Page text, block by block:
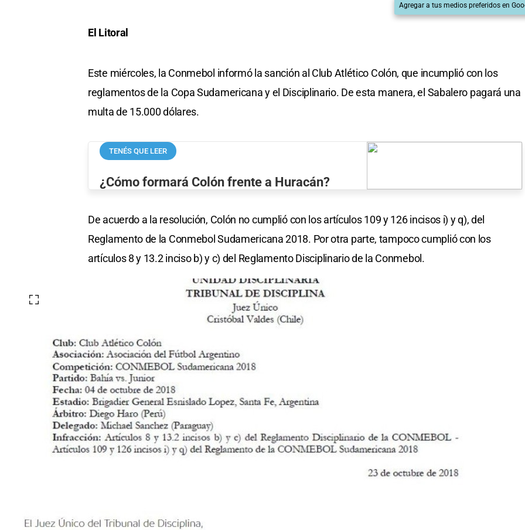
Agregar a tus medios preferidos en
El Litoral
Este miércoles, la Conmebol informó la sanción al Club Atlético Colón, que incumplió con los
reglamentos de la Copa Sudamericana y el Disciplinario. De esta manera, el Sabalero pagará una
multa de 15.000 dólares.
TENÉS QUE LEER
¿Cómo formará Colón frente a Huracán?
De acuerdo a la resolución, Colón no cumplió con los artículos 109 y 126 incisos i) y q), del
Reglamento de la Conmebol Sudamericana 2018. Por otra parte, tampoco cumplió con los
artículos 8 y 13.2 inciso b) y c) del Reglamento Disciplinario de la Conmebol.